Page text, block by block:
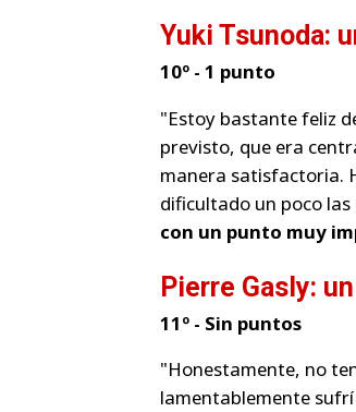
Yuki Tsunoda:
10º - 1 punto
"Estoy bastante feliz
previsto, que era
manera satisfactoria.
dificultado un poco
con un punto muy
Pierre Gasly:
11º - Sin puntos
"Honestamente, no
lamentablemente